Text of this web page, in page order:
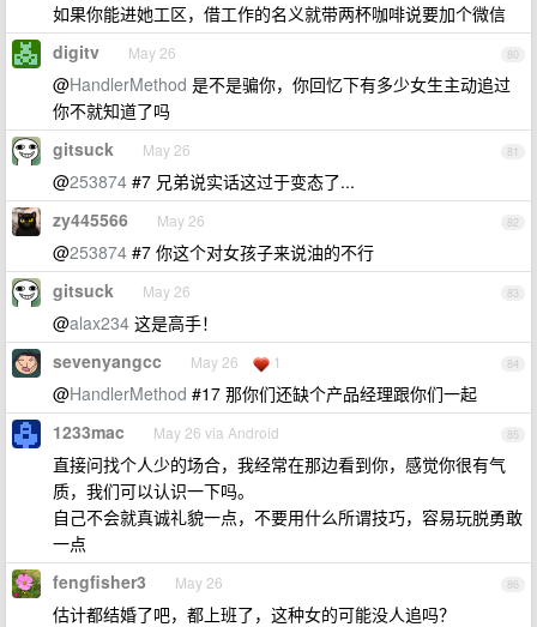
如果你能进她工区，借工作的名义就带两杯咖啡说要加个微信
80
digitv May 26
@HandlerMethod 是不是骗你，你回忆下有多少女生主动追过
你不就知道了吗
81
gitsuck May 26
@253874 #7 兄弟说实话这过于变态了...
82
zy445566 May 26
@253874 #7 你这个对女孩子来说油的不行
83
gitsuck May 26
@alax234 这是高手！
84
sevenyangcc May 26 1
@HandlerMethod #17 那你们还缺个产品经理跟你们一起
85
1233mac May 26 via Android
直接问找个人少的场合，我经常在那边看到你，感觉你很有气
质，我们可以认识一下吗。
自己不会就真诚礼貌一点，不要用什么所谓技巧，容易玩脱勇敢
一点
86
fengfisher3 May 26
估计都结婚了吧，都上班了，这种女的可能没人追吗？